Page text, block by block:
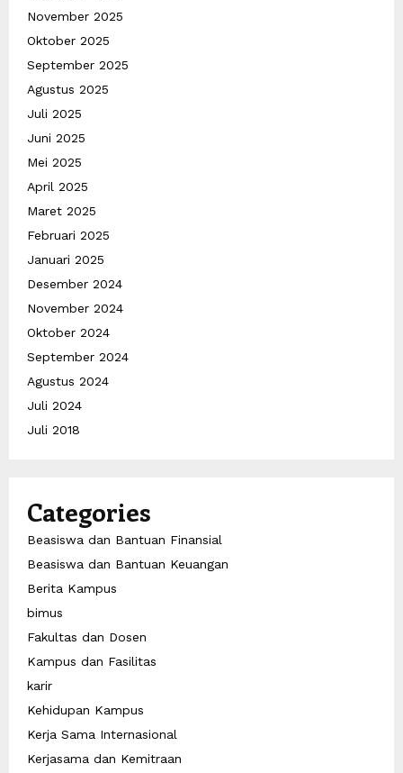
November 2025
Oktober 2025
September 2025
Agustus 2025
Juli 2025
Juni 2025
Mei 2025
April 2025
Maret 2025
Februari 2025
Januari 2025
Desember 2024
November 2024
Oktober 2024
September 2024
Agustus 2024
Juli 2024
Juli 2018
Categories
Beasiswa dan Bantuan Finansial
Beasiswa dan Bantuan Keuangan
Berita Kampus
bimus
Fakultas dan Dosen
Kampus dan Fasilitas
karir
Kehidupan Kampus
Kerja Sama Internasional
Kerjasama dan Kemitraan